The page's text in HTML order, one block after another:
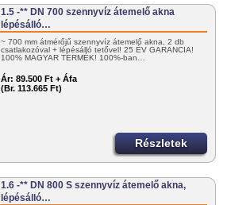
1.5 -** DN 700 szennyvíz átemelő akna
lépésálló…
~ 700 mm átmérőjű szennyvíz átemelő akna, 2 db
csatlakozóval + lépésálló tetővel! 25 ÉV GARANCIA!
100% MAGYAR TERMÉK! 100%-ban…
Ár: 89.500 Ft + Áfa
(Br. 113.665 Ft)
Részletek
1.6 -** DN 800 S szennyvíz átemelő akna,
lépésálló…